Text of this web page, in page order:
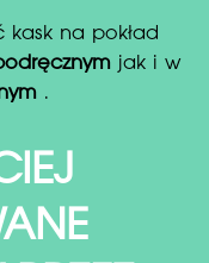
jak i w
.